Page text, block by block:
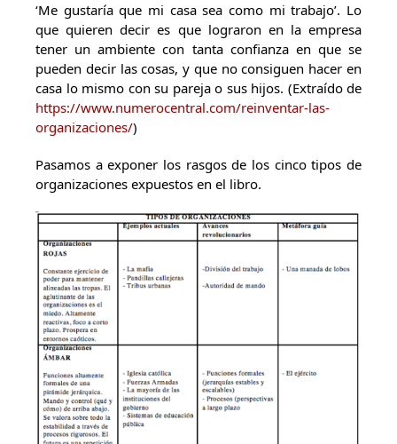
‘Me gustaría que mi casa sea como mi trabajo’. Lo
que quieren decir es que lograron en la empresa
tener un ambiente con tanta confianza en que se
pueden decir las cosas, y que no consiguen hacer en
casa lo mismo con su pareja o sus hijos. (Extraído de
https://www.numerocentral.com/reinventar-las-
organizaciones/)
Pasamos a exponer los rasgos de los cinco tipos de
organizaciones expuestos en el libro.